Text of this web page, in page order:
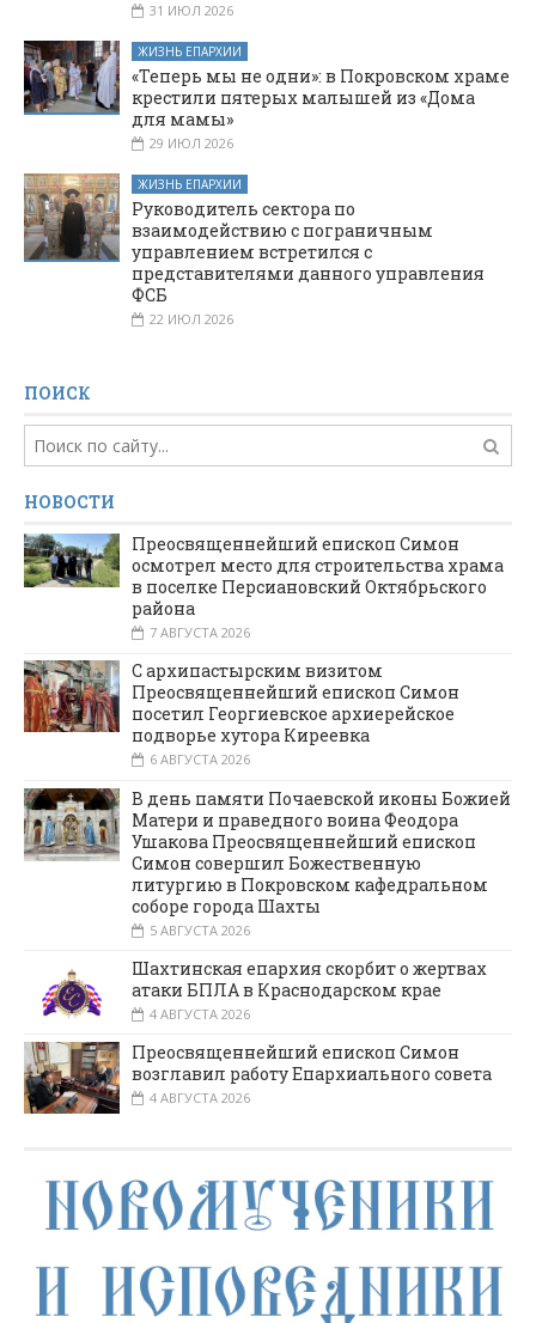
31 ИЮЛ 2026
ЖИЗНЬ ЕПАРХИИ
«Теперь мы не одни»: в Покровском храме
крестили пятерых малышей из «Дома
для мамы»
29 ИЮЛ 2026
ЖИЗНЬ ЕПАРХИИ
Руководитель сектора по
взаимодействию с пограничным
управлением встретился с
представителями данного управления
ФСБ
22 ИЮЛ 2026
ПОИСК
НОВОСТИ
Преосвященнейший епископ Симон
осмотрел место для строительства храма
в поселке Персиановский Октябрьского
района
7 АВГУСТА 2026
С архипастырским визитом
Преосвященнейший епископ Симон
посетил Георгиевское архиерейское
подворье хутора Киреевка
6 АВГУСТА 2026
В день памяти Почаевской иконы Божией
Матери и праведного воина Феодора
Ушакова Преосвященнейший епископ
Симон совершил Божественную
литургию в Покровском кафедральном
соборе города Шахты
5 АВГУСТА 2026
Шахтинская епархия скорбит о жертвах
атаки БПЛА в Краснодарском крае
4 АВГУСТА 2026
Преосвященнейший епископ Симон
возглавил работу Епархиального совета
4 АВГУСТА 2026